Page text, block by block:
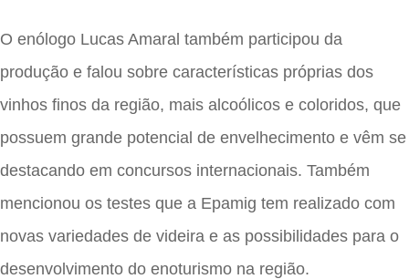
O enólogo Lucas Amaral também participou da
produção e falou sobre características próprias dos
vinhos finos da região, mais alcoólicos e coloridos, que
possuem grande potencial de envelhecimento e vêm se
destacando em concursos internacionais. Também
mencionou os testes que a Epamig tem realizado com
novas variedades de videira e as possibilidades para o
desenvolvimento do enoturismo na região.